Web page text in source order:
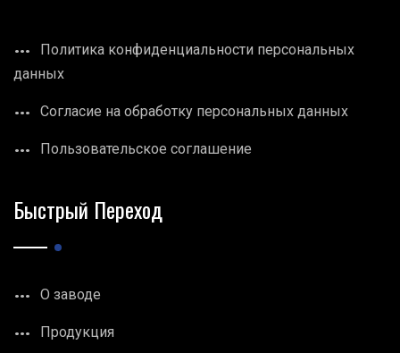
Политика конфиденциальности персональных
данных
Согласие на обработку персональных данных
Пользовательское соглашение
Быстрый Переход
О заводе
Продукция